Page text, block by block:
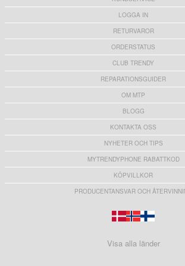
LOGGA IN
RETURVAROR
ORDERSTATUS
CLUB TRENDY
REPARATIONSGUIDER
OM MTP
BLOGG
KONTAKTA OSS
NYHETER OCH TIPS
MYTRENDYPHONE RABATTKOD
KÖPVILLKOR
PRODUCENTANSVAR OCH
Visa alla länder